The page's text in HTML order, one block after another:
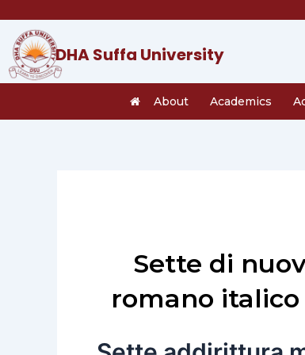
content
DHA Suffa University
About Academics
Sette di
romano